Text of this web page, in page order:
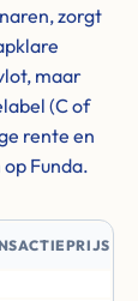
zorgt
maar
(C of
rente en
Funda.